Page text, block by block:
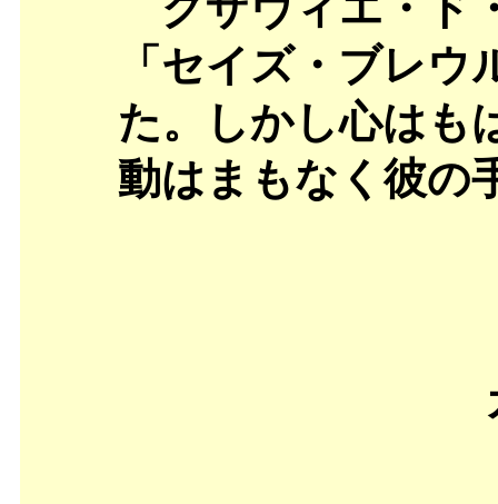
「セイズ・ブレ
た。しかし心はも
動はまもなく彼の